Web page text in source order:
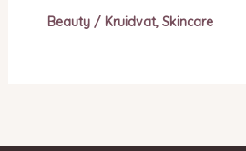
Beauty/ Kruidvat, Skincare